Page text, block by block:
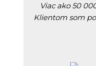
Viac ako 50
Klientom som